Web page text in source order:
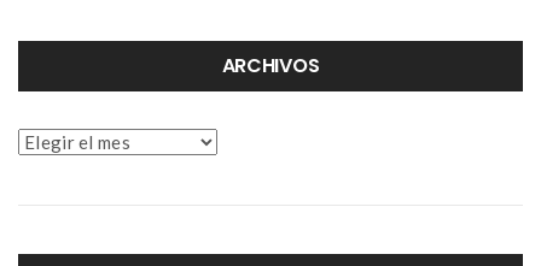
ARCHIVOS
Archivos